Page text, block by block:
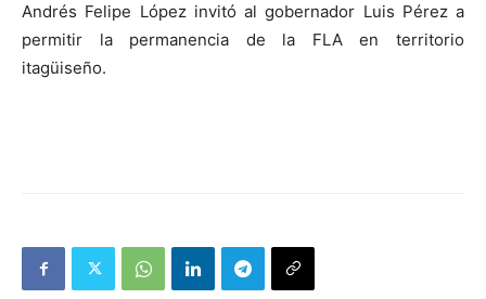
Andrés Felipe López invitó al gobernador Luis Pérez a
permitir la permanencia de la FLA en territorio
itagüiseño.